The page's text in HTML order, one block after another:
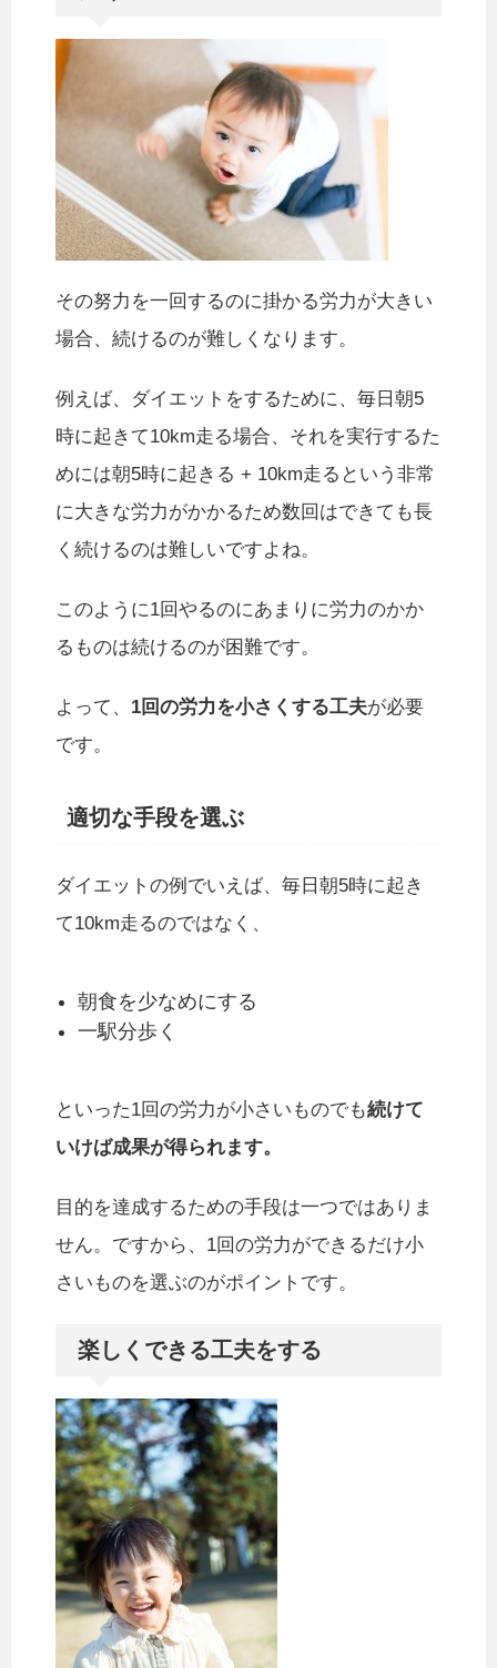
その努力を一回するのに掛かる労力が大きい
場合、続けるのが難しくなります。
例えば、ダイエットをするために、毎日朝5
時に起きて10km走る場合、それを実行するた
めには朝5時に起きる + 10km走るという非常
に大きな労力がかかるため数回はできても長
く続けるのは難しいですよね。
このように1回やるのにあまりに労力のかか
るものは続けるのが困難です。
よって、 1回の労力を小さくする工夫が必要
です。
適切な手段を選ぶ
ダイエットの例でいえば、毎日朝5時に起き
て10km走るのではなく、
朝食を少なめにする
一駅分歩く
といった1回の労力が小さいものでも続けて
いけば成果が得られます。
目的を達成するための手段は一つではありま
せん。ですから、1回の労力ができるだけ小
さいものを選ぶのがポイントです。
楽しくできる工夫をする